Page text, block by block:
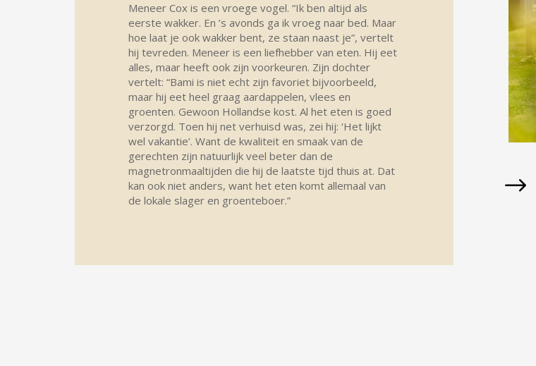
Meneer Cox is een vroege vogel. “Ik ben altijd als
eerste wakker. En ’s avonds ga ik vroeg naar bed. Maar
hoe laat je ook wakker bent, ze staan naast je”, vertelt
hij tevreden. Meneer is een liefhebber van eten. Hij eet
alles, maar heeft ook zijn voorkeuren. Zijn dochter
vertelt: “Bami is niet echt zijn favoriet bijvoorbeeld,
maar hij eet heel graag aardappelen, vlees en
groenten. Gewoon Hollandse kost. Al het eten is goed
verzorgd. Toen hij net verhuisd was, zei hij: ‘Het lijkt
wel vakantie’. Want de kwaliteit en smaak van de
gerechten zijn natuurlijk veel beter dan de
magnetronmaaltijden die hij de laatste tijd thuis at. Dat
kan ook niet anders, want het eten komt allemaal van
de lokale slager en groenteboer.”